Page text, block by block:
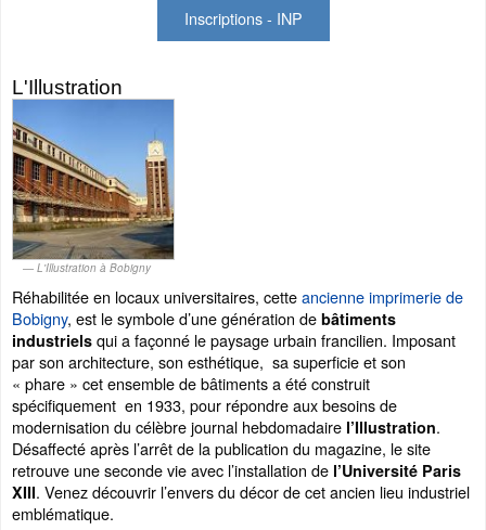
Inscriptions - INP
L'Illustration
L'Illustration à Bobigny
Réhabilitée en locaux universitaires, cetteancienne imprimerie de
Bobigny, est le symbole d’une génération de bâtiments
industriels qui a façonné le paysage urbain francilien. Imposant
par son architecture, son esthétique, sa superficie et son
« phare » cet ensemble de bâtiments a été construit
spécifiquement en 1933, pour répondre aux besoins de
modernisation du célèbre journal hebdomadaire l’Illustration.
Désaffecté après l’arrêt de la publication du magazine, le site
retrouve une seconde vie avec l’installation de l’Université Paris
XIII. Venez découvrir l’envers du décor de cet ancien lieu industriel
emblématique.